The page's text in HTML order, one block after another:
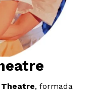
Theatre, formada